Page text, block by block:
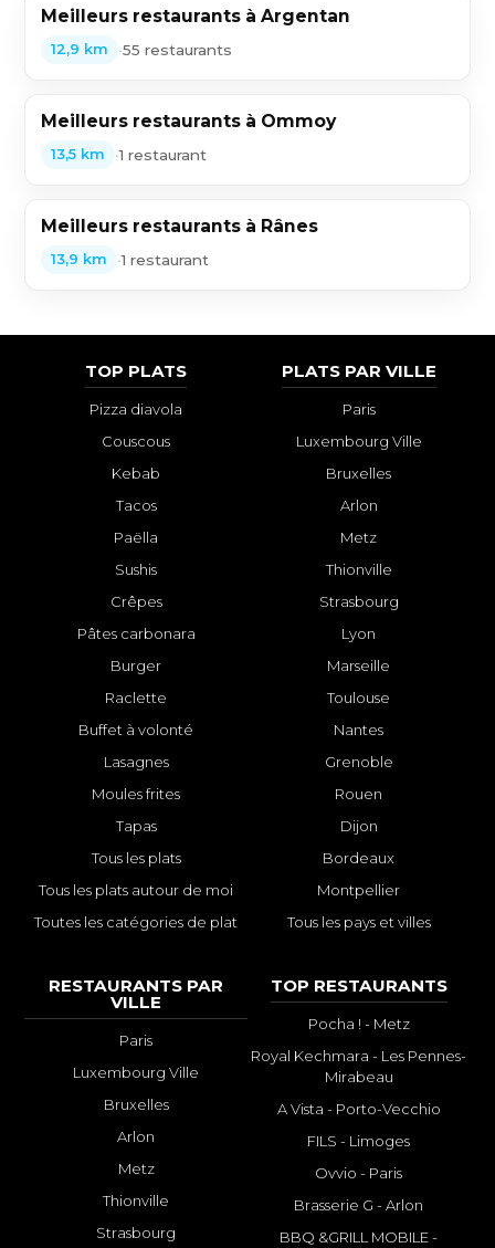
Meilleurs restaurants à Argentan
12,9 km •55 restaurants
Meilleurs restaurants à Ommoy
13,5 km •1 restaurant
Meilleurs restaurants à Rânes
13,9 km •1 restaurant
TOP PLATS
Pizza diavola
Couscous
Kebab
Tacos
Paëlla
Sushis
Crêpes
Pâtes carbonara
Burger
Raclette
Buffet à volonté
Lasagnes
Moules frites
Tapas
Tous les plats
Tous les plats autour de moi
Toutes les catégories de plat
PLATS PAR VILLE
Paris
Luxembourg Ville
Bruxelles
Arlon
Metz
Thionville
Strasbourg
Lyon
Marseille
Toulouse
Nantes
Grenoble
Rouen
Dijon
Bordeaux
Montpellier
Tous les pays et villes
RESTAURANTS PAR
VILLE
Paris
Luxembourg Ville
Bruxelles
Arlon
Metz
Thionville
Strasbourg
TOP RESTAURANTS
Pocha ! - Metz
Royal Kechmara - Les Pennes-
Mirabeau
A Vista - Porto-Vecchio
FILS - Limoges
Ovvio - Paris
Brasserie G - Arlon
BBQ &GRILL MOBILE -